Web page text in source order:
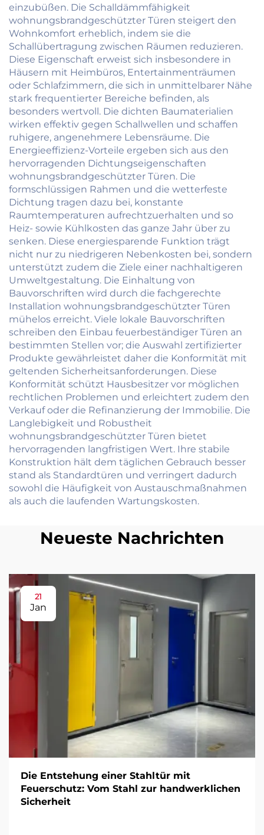
einzubüßen. Die Schalldämmfähigkeit
wohnungsbrandgeschützter Türen steigert den
Wohnkomfort erheblich, indem sie die
Schallübertragung zwischen Räumen reduzieren.
Diese Eigenschaft erweist sich insbesondere in
Häusern mit Heimbüros, Entertainmenträumen
oder Schlafzimmern, die sich in unmittelbarer Nähe
stark frequentierter Bereiche befinden, als
besonders wertvoll. Die dichten Baumaterialien
wirken effektiv gegen Schallwellen und schaffen
ruhigere, angenehmere Lebensräume. Die
Energieeffizienz-Vorteile ergeben sich aus den
hervorragenden Dichtungseigenschaften
wohnungsbrandgeschützter Türen. Die
formschlüssigen Rahmen und die wetterfeste
Dichtung tragen dazu bei, konstante
Raumtemperaturen aufrechtzuerhalten und so
Heiz- sowie Kühlkosten das ganze Jahr über zu
senken. Diese energiesparende Funktion trägt
nicht nur zu niedrigeren Nebenkosten bei, sondern
unterstützt zudem die Ziele einer nachhaltigeren
Umweltgestaltung. Die Einhaltung von
Bauvorschriften wird durch die fachgerechte
Installation wohnungsbrandgeschützter Türen
mühelos erreicht. Viele lokale Bauvorschriften
schreiben den Einbau feuerbeständiger Türen an
bestimmten Stellen vor; die Auswahl zertifizierter
Produkte gewährleistet daher die Konformität mit
geltenden Sicherheitsanforderungen. Diese
Konformität schützt Hausbesitzer vor möglichen
rechtlichen Problemen und erleichtert zudem den
Verkauf oder die Refinanzierung der Immobilie. Die
Langlebigkeit und Robustheit
wohnungsbrandgeschützter Türen bietet
hervorragenden langfristigen Wert. Ihre stabile
Konstruktion hält dem täglichen Gebrauch besser
stand als Standardtüren und verringert dadurch
sowohl die Häufigkeit von Austauschmaßnahmen
als auch die laufenden Wartungskosten.
Neueste Nachrichten
21
Jan
Die Entstehung einer Stahltür mit
Feuerschutz: Vom Stahl zur handwerklichen
Sicherheit